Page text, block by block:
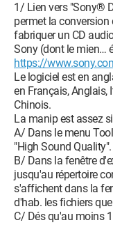
1/ Lien vers "Sony®
permet la conversion
fabriquer un CD
Sony (dont le mien…
https://
Le logiciel est en
en Français, Anglais,
Chinois.
La manip est assez
A/ Dans le menu
"High Sound Quality".
B/ Dans la fenêtre
jusqu'au répertoire
s'affichent dans la
d'hab. les fichiers
C/ Dés qu'au moins